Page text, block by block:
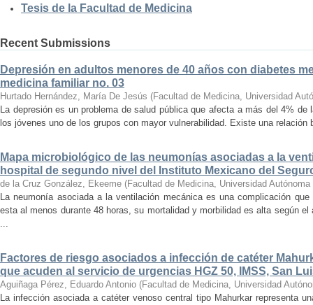
Tesis de la Facultad de Medicina
Recent Submissions
Depresión en adultos menores de 40 años con diabetes
medicina familiar no. 03
Hurtado Hernández, María De Jesús (Facultad de Medicina, Universidad
La depresión es un problema de salud pública que afecta a más del 4%
los jóvenes uno de los grupos con mayor vulnerabilidad. Existe una
Mapa microbiológico de las neumonías asociadas a la
hospital de segundo nivel del Instituto Mexicano del
de la Cruz González, Ekeeme (Facultad de Medicina, Universidad
La neumonía asociada a la ventilación mecánica es una complicación
esta al menos durante 48 horas, su mortalidad y morbilidad es alta según
...
Factores de riesgo asociados a infección de catéter
que acuden al servicio de urgencias HGZ 50, IMSS, San
Aguiñaga Pérez, Eduardo Antonio (Facultad de Medicina, Universidad
La infección asociada a catéter venoso central tipo Mahurkar representa